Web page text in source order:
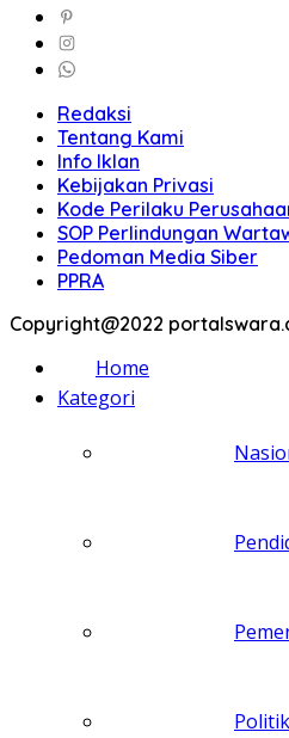
Redaksi
Tentang Kami
Info Iklan
Kebijakan Privasi
Kode Perilaku
SOP Perlindungan
Pedoman Media Siber
PPRA
Copyright@2022
Home
Kategori
Politik